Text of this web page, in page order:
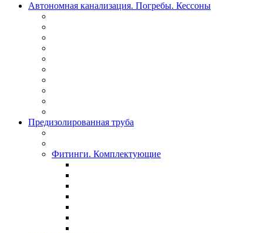
Автономная канализация. Погребы. Кессоны
Предизолированная труба
Фитинги. Комплектующие